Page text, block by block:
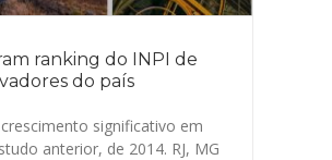
ranking do INPI de
do país
significativo em
anterior, de 2014. RJ, MG